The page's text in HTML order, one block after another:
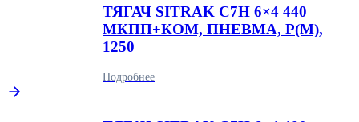
ТЯГАЧ SITRAK C7H 6×4 440
МКПП+КОМ, ПНЕВМА, P(М),
1250
Подробнее